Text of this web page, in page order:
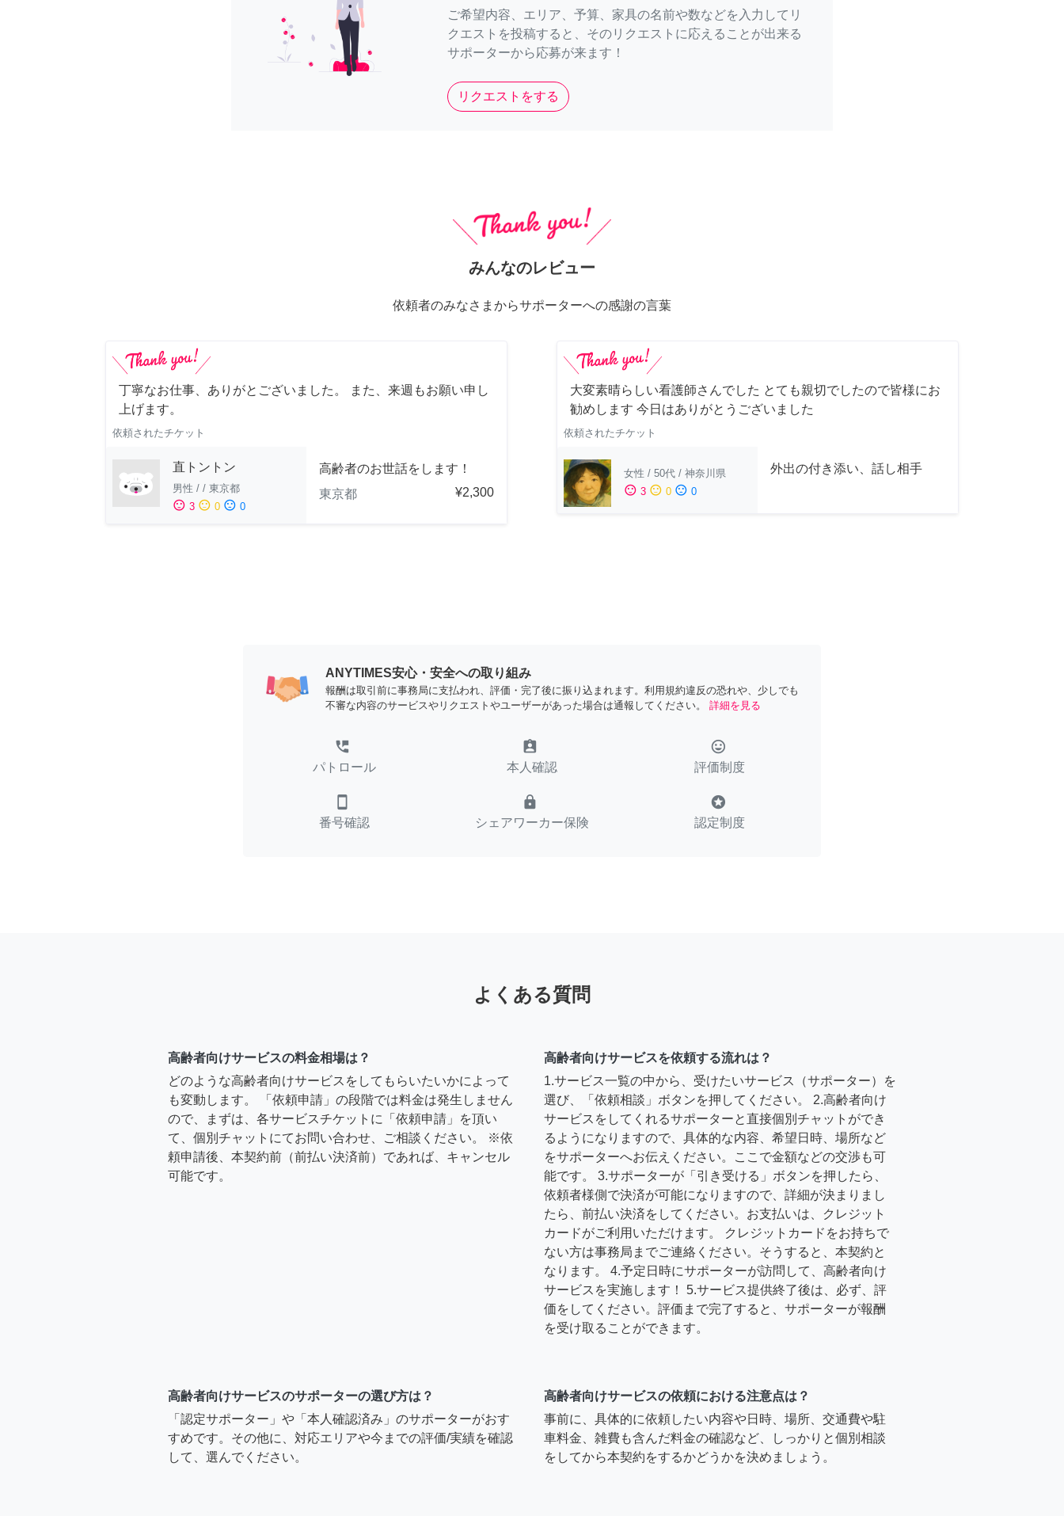
ご希望内容、エリア、予算、家具の名前や数などを入力してリ
クエストを投稿すると、そのリクエストに応えることが出来る
サポーターから応募が来ます！
リクエストをする
みんなのレビュー
依頼者のみなさまからサポーターへの感謝の言葉
丁寧なお仕事、ありがとございました。 また、来週もお願い申し
上げます。
依頼されたチケット
直トントン
男性 / / 東京都
sentiment_satisfied 3 sentiment_neutral 0 sentiment_dissatisfied 0
高齢者のお世話をします！
東京都
¥2,300
大変素晴らしい看護師さんでした とても親切でしたので皆様にお
勧めします 今日はありがとうございました
依頼されたチケット
女性 / 50代 / 神奈川県
sentiment_satisfied 3 sentiment_neutral 0 sentiment_dissatisfied 0
外出の付き添い、話し相手
ANYTIMES安心・安全への取り組み
報酬は取引前に事務局に支払われ、評価・完了後に振り込まれます。利用規約違反の恐れや、少しでも
不審な内容のサービスやリクエストやユーザーがあった場合は通報してください。
詳細を見る
perm_phone_msg
パトロール
assignment_ind
本人確認
tag_faces
評価制度
smartphone
番号確認
lock
シェアワーカー保険
stars
認定制度
よくある質問
高齢者向けサービスの料金相場は？
どのような高齢者向けサービスをしてもらいたいかによって
も変動します。 「依頼申請」の段階では料金は発生しません
ので、まずは、各サービスチケットに「依頼申請」を頂い
て、個別チャットにてお問い合わせ、ご相談ください。 ※依
頼申請後、本契約前（前払い決済前）であれば、キャンセル
可能です。
高齢者向けサービスを依頼する流れは？
1.サービス一覧の中から、受けたいサービス（サポーター）を
選び、「依頼相談」ボタンを押してください。 2.高齢者向け
サービスをしてくれるサポーターと直接個別チャットができ
るようになりますので、具体的な内容、希望日時、場所など
をサポーターへお伝えください。ここで金額などの交渉も可
能です。 3.サポーターが「引き受ける」ボタンを押したら、
依頼者様側で決済が可能になりますので、詳細が決まりまし
たら、前払い決済をしてください。お支払いは、クレジット
カードがご利用いただけます。 クレジットカードをお持ちで
ない方は事務局までご連絡ください。そうすると、本契約と
なります。 4.予定日時にサポーターが訪問して、高齢者向け
サービスを実施します！ 5.サービス提供終了後は、必ず、評
価をしてください。評価まで完了すると、サポーターが報酬
を受け取ることができます。
高齢者向けサービスのサポーターの選び方は？
「認定サポーター」や「本人確認済み」のサポーターがおす
すめです。その他に、対応エリアや今までの評価/実績を確認
して、選んでください。
高齢者向けサービスの依頼における注意点は？
事前に、具体的に依頼したい内容や日時、場所、交通費や駐
車料金、雑費も含んだ料金の確認など、しっかりと個別相談
をしてから本契約をするかどうかを決めましょう。